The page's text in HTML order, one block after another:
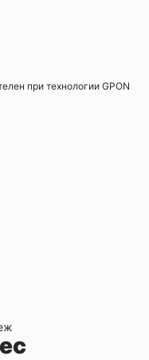
при технологии GPON